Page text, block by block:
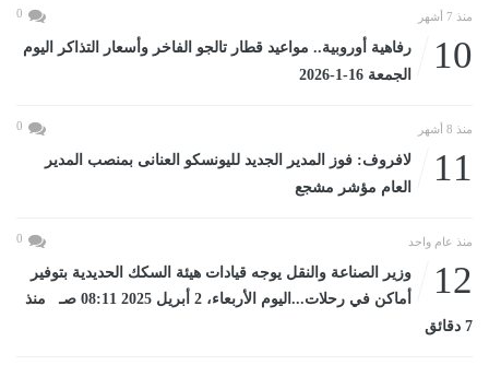
منذ 7 أشهر 0
10
رفاهية أوروبية.. مواعيد قطار تالجو الفاخر وأسعار التذاكر اليوم
الجمعة 16-1-2026
منذ 8 أشهر 0
11
لافروف: فوز المدير الجديد لليونسكو العنانى بمنصب المدير
العام مؤشر مشجع
منذ عام واحد 0
12
وزير الصناعة والنقل يوجه قيادات هيئة السكك الحديدية بتوفير
أماكن في رحلات...اليوم الأربعاء، 2 أبريل 2025 08:11 صـ منذ
7 دقائق